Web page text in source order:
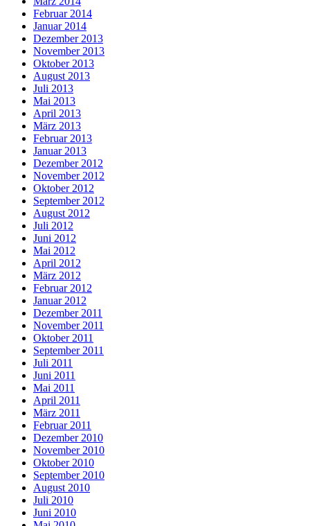
Februar 2014
Januar 2014
Dezember 2013
November 2013
Oktober 2013
August 2013
Juli 2013
Mai 2013
April 2013
März 2013
Februar 2013
Januar 2013
Dezember 2012
November 2012
Oktober 2012
September 2012
August 2012
Juli 2012
Juni 2012
Mai 2012
April 2012
März 2012
Februar 2012
Januar 2012
Dezember 2011
November 2011
Oktober 2011
September 2011
Juli 2011
Juni 2011
Mai 2011
April 2011
März 2011
Februar 2011
Dezember 2010
November 2010
Oktober 2010
September 2010
August 2010
Juli 2010
Juni 2010